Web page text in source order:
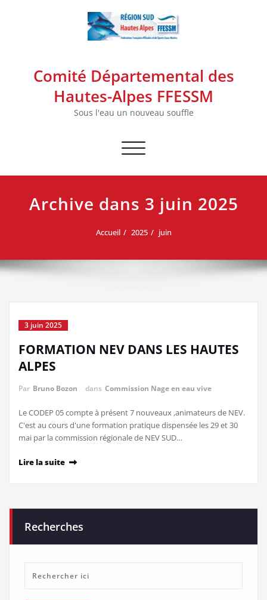
Comité Départemental des
Hautes-Alpes FFESSM
Sous l'eau un nouveau souffle
Afficher/masquer la navigation
Archive dans 3 juin 2025
Accueil 2025 juin
3 juin 2025
FORMATION NEV DANS LES HAUTES
ALPES
Par Bruno Bozon dans Commission Nage en eau vive
Le CODEP 05 compte à présent 7 nouveaux ,animateurs de NEV.
C'est au cours d'une formation pratique dispensée les 29 et 30
mai par la commission régionale de NEV SUD…
Lire la suite
Recherches